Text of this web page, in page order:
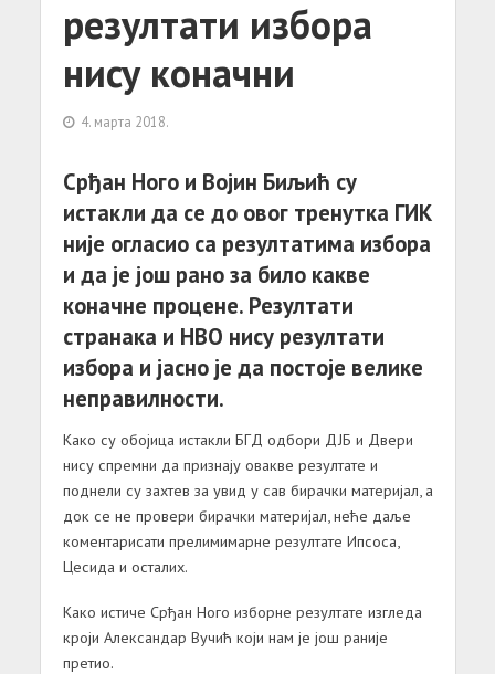
резултати избора
нису коначни
4. марта 2018.
Срђан Ного и Војин Биљић су
истакли да се до овог тренутка ГИК
није огласио са резултатима избора
и да је још рано за било какве
коначне процене. Резултати
странака и НВО нису резултати
избора и јасно је да постоје велике
неправилности.
Како су обојица истакли БГД одбори ДЈБ и Двери
нису спремни да признају овакве резултате и
поднели су захтев за увид у сав бирачки материјал, а
док се не провери бирачки материјал, неће даље
коментарисати прелимимарне резултате Ипсоса,
Цесида и осталих.
Како истиче Срђан Ного изборне резултате изгледа
кроји Александар Вучић који нам је још раније
претио.